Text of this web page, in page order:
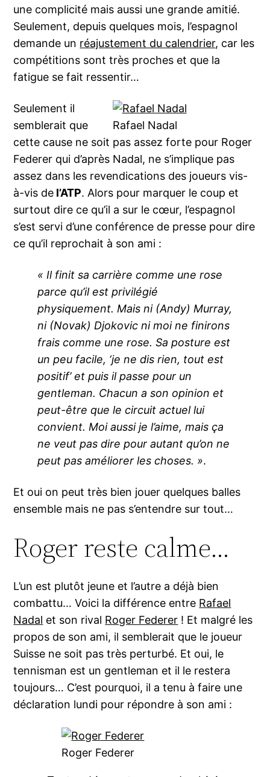
une complicité mais aussi une grande amitié.
Seulement, depuis quelques mois, l’espagnol
demande un réajustement du calendrier, car les
compétitions sont très proches et que la
fatigue se fait ressentir…
Rafael Nadal
Seulement il
semblerait que
cette cause ne soit pas assez forte pour Roger
Federer qui d’après Nadal, ne s’implique pas
assez dans les revendications des joueurs vis-
à-vis de l’ATP. Alors pour marquer le coup et
surtout dire ce qu’il a sur le cœur, l’espagnol
s’est servi d’une conférence de presse pour dire
ce qu’il reprochait à son ami :
« Il finit sa carrière comme une rose
parce qu’il est privilégié
physiquement. Mais ni (Andy) Murray,
ni (Novak) Djokovic ni moi ne finirons
frais comme une rose. Sa posture est
un peu facile, ‘je ne dis rien, tout est
positif’ et puis il passe pour un
gentleman. Chacun a son opinion et
peut-être que le circuit actuel lui
convient. Moi aussi je l’aime, mais ça
ne veut pas dire pour autant qu’on ne
peut pas améliorer les choses. ».
Et oui on peut très bien jouer quelques balles
ensemble mais ne pas s’entendre sur tout…
Roger reste calme…
L’un est plutôt jeune et l’autre a déjà bien
combattu… Voici la différence entre Rafael
Nadal et son rival Roger Federer ! Et malgré les
propos de son ami, il semblerait que le joueur
Suisse ne soit pas très perturbé. Et oui, le
tennisman est un gentleman et il le restera
toujours… C’est pourquoi, il a tenu à faire une
déclaration lundi pour répondre à son ami :
Roger Federer